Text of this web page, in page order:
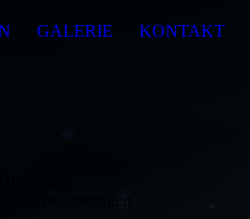
GALERIE KONTAKT
Dienstleistungen